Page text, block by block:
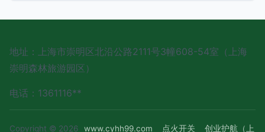
地址：上海市崇明区北沿公路2111号3幢608-54室（上海
崇明森林旅游园区）
电话：1361116**
Copyright © 2026 www.cyhh99.com 点火开关 创业护航（上